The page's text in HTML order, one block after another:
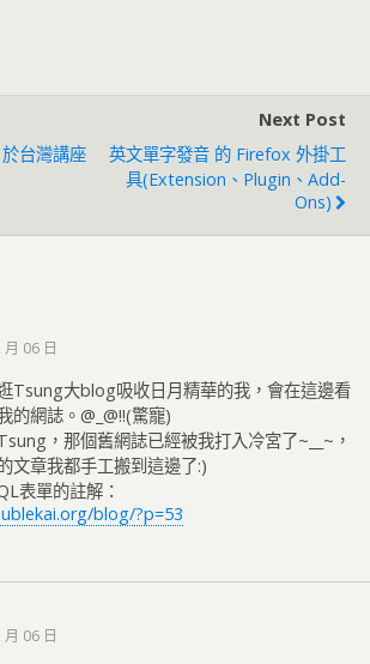
台灣講座
Next Post
英文單字發音 的 Firefox 外掛工
具(Extension、Plugin、Add-
Ons)
06 日
Tsung大blog吸收日月精華的我，會在這邊看
的網誌。@_@!!(驚寵)
，那個舊網誌已經被我打入冷宮了~__~，
文章我都手工搬到這邊了:)
表單的註解：
blog/?p=53
06 日